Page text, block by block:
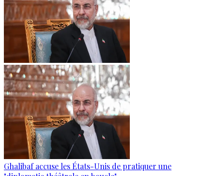
Ghalibaf accuse les États-Unis de pratiquer une